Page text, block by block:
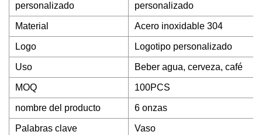
personalizado personalizado
Material Acero inoxidable 304
Logo Logotipo personalizado
Uso Beber agua, cerveza, café
MOQ 100PCS
nombre del producto 6 onzas
Palabras clave Vaso